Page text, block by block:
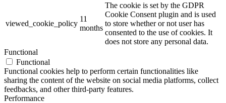
viewed_cookie_policy
11
months
The cookie is set by the GDPR
Cookie Consent plugin and is used
to store whether or not user has
consented to the use of cookies. It
does not store any personal data.
Functional
Functional
Functional cookies help to perform certain functionalities like
sharing the content of the website on social media platforms, collect
feedbacks, and other third-party features.
Performance